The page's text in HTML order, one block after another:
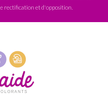
rectification et d'opposition.